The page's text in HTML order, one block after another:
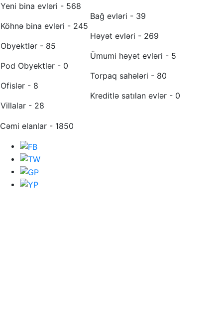
Yeni bina evləri - 568
Köhnə bina evləri - 245
Obyektlər - 85
Pod Obyektlər - 0
Ofislər - 8
Villalar - 28
Bağ evləri - 39
Həyət evləri - 269
Ümumi həyət evləri - 5
Torpaq sahələri - 80
Kreditlə satılan evlər - 0
Cəmi elanlar - 1850